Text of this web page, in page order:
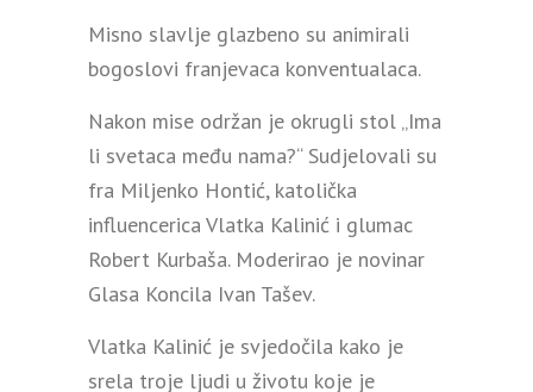
Misno slavlje glazbeno su animirali
bogoslovi franjevaca konventualaca.
Nakon mise održan je okrugli stol „Ima
li svetaca među nama?“ Sudjelovali su
fra Miljenko Hontić, katolička
influencerica Vlatka Kalinić i glumac
Robert Kurbaša. Moderirao je novinar
Glasa Koncila Ivan Tašev.
Vlatka Kalinić je svjedočila kako je
srela troje ljudi u životu koje je